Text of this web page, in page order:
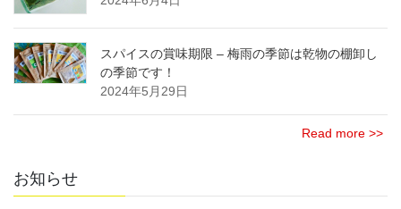
スパイスの賞味期限 – 梅雨の季節は乾物の棚卸し
の季節です！
2024年5月29日
Read more >>
お知らせ